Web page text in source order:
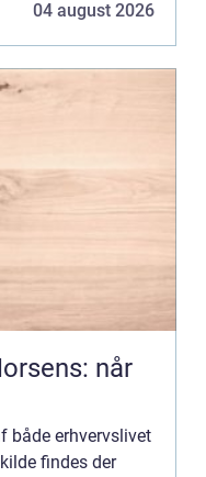
04 august 2026
når
både erhvervslivet
findes der